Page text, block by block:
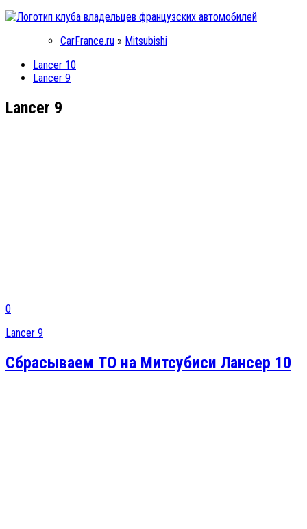
CarFrance.ru » Mitsubishi
Lancer 10
Lancer 9
Lancer 9
0
Lancer 9
Сбрасываем ТО на Митсубиси Лансер 10